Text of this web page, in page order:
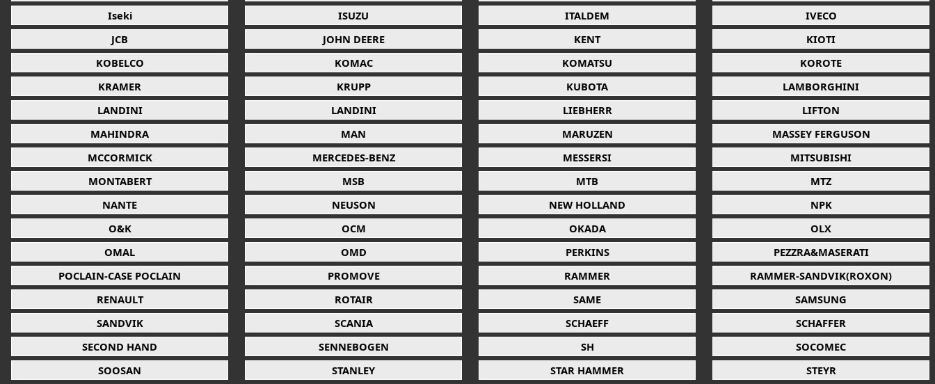
Iseki
ISUZU ITALDEM
IVECO
JCB
JOHN DEERE KENT
KIOTI
KOBELCO
KOMAC KOMATSU
KOROTE
KRAMER
KRUPP KUBOTA
LAMBORGHINI
LANDINI
LANDINI LIEBHERR
LIFTON
MAHINDRA
MAN MARUZEN
MASSEY FERGUSON
MCCORMICK
MERCEDES-BENZ MESSERSI
MITSUBISHI
MONTABERT
MSB MTB
MTZ
NANTE
NEUSON NEW HOLLAND
NPK
O&K
OCM OKADA
OLX
OMAL
OMD PERKINS
PEZZRA&MASERATI
POCLAIN-CASE POCLAIN
PROMOVE RAMMER
RAMMER-SANDVIK(ROXON)
RENAULT
ROTAIR SAME
SAMSUNG
SANDVIK
SCANIA SCHAEFF
SCHAFFER
SECOND HAND
SENNEBOGEN SH
SOCOMEC
SOOSAN
STANLEY STAR HAMMER
STEYR